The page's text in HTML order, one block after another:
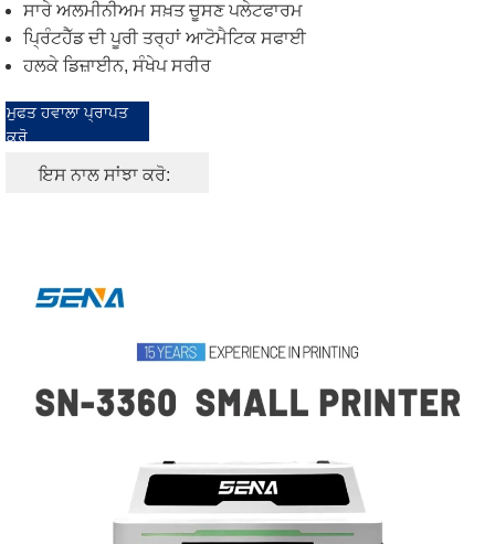
ਸਾਰੇ ਅਲਮੀਨੀਅਮ ਸਖ਼ਤ ਚੂਸਣ ਪਲੇਟਫਾਰਮ
ਪ੍ਰਿੰਟਹੈੱਡ ਦੀ ਪੂਰੀ ਤਰ੍ਹਾਂ ਆਟੋਮੈਟਿਕ ਸਫਾਈ
ਹਲਕੇ ਡਿਜ਼ਾਈਨ, ਸੰਖੇਪ ਸਰੀਰ
ਮੁਫਤ ਹਵਾਲਾ ਪ੍ਰਾਪਤ
ਕਰੋ
ਇਸ ਨਾਲ ਸਾਂਝਾ ਕਰੋ: